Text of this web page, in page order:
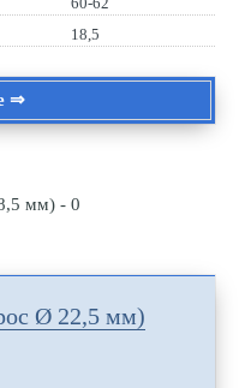
18,5
⇒
Ø 22,5 мм)